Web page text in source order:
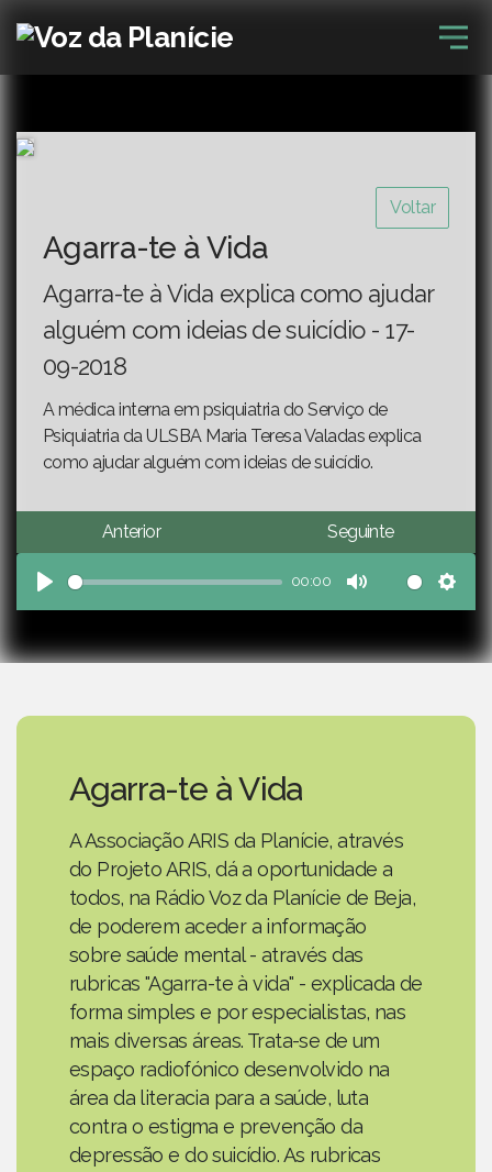
Voltar
Agarra-te à Vida
Agarra-te à Vida explica como ajudar
alguém com ideias de suicídio - 17-
09-2018
A médica interna em psiquiatria do Serviço de
Psiquiatria da ULSBA Maria Teresa Valadas explica
como ajudar alguém com ideias de suicídio.
Anterior Seguinte
Play
00:00
Mute
Agarra-te à Vida
A Associação ARIS da Planície, através
do Projeto ARIS, dá a oportunidade a
todos, na Rádio Voz da Planície de Beja,
de poderem aceder a informação
sobre saúde mental - através das
rubricas "Agarra-te à vida" - explicada de
forma simples e por especialistas, nas
mais diversas áreas. Trata-se de um
espaço radiofónico desenvolvido na
área da literacia para a saúde, luta
contra o estigma e prevenção da
depressão e do suicídio. As rubricas